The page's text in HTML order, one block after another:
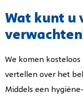
Wat kunt u
We komen
vertellen over het
Middels een